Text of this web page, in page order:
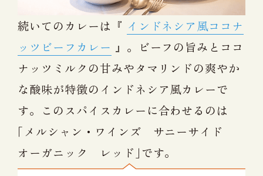
続いてのカレーは『 インドネシア風ココナ
ッツビーフカレー 』。ビーフの旨みとココ
ナッツミルクの甘みやタマリンドの爽やか
な酸味が特徴のインドネシア風カレーで
す。このスパイスカレーに合わせるのは
｢メルシャン・ワインズ サニーサイド
オーガニック レッド｣です。